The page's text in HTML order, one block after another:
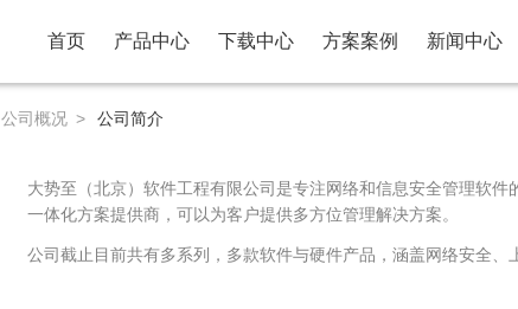
首页 产品中心 下载中心 方案案例 新闻中心
公司概况 > 公司简介
大势至（北京）软件工程有限公司是专注网络和信息安全管理软
一体化方案提供商，可以为客户提供多方位管理解决方案。
公司截止目前共有多系列，多款软件与硬件产品，涵盖网络安全